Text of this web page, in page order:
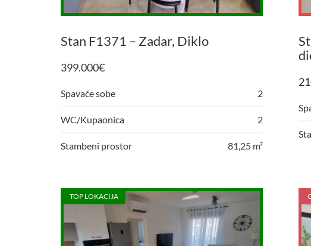
Stan F1371 – Zadar, Diklo
399.000€
Spavaće sobe 2
WC/Kupaonica 2
Stambeni prostor 81,25 m²
TOP LOKACIJA